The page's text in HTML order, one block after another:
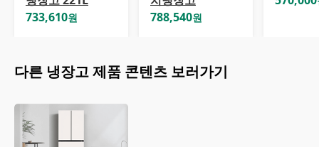
733,610원
788,540원
다른 냉장고제품 콘텐츠 보러가기